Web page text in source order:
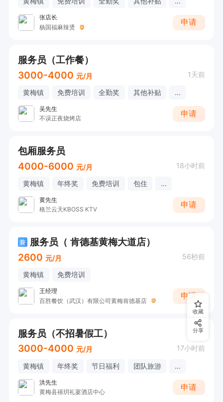
张店长
杨国福麻辣烫
申请
服务员（工作餐）
3000-4000 元/月 1天前
黄梅镇 免费培训 全勤奖 其他补贴 ...
吴先生
不误正夜烧烤店
申请
包厢服务员
4000-6000 元/月 18小时前
黄梅镇 年终奖 免费培训 包住 ...
黄先生
格兰云天KBOSS KTV
申请
兼 服务员（ 肯德基黄梅大道店）
2600 元/月 56秒前
黄梅镇 免费培训
王经理
百胜餐饮（武汉）有限公司黄梅肯德基店
申请
服务员（不招暑假工）
3000-4000 元/月 17小时前
黄梅镇 年终奖 节日福利 团队旅游 ...
洪先生
黄梅县禧玥礼宴酒店中心
申请
收藏
分享